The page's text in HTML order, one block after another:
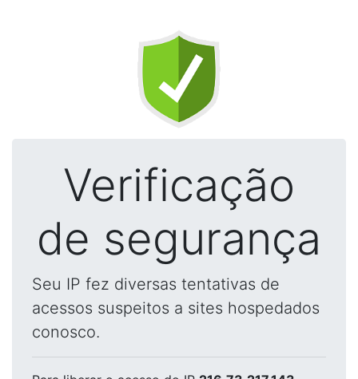
Verificação
de segurança
Seu IP fez diversas tentativas de
acessos suspeitos a sites hospedados
conosco.